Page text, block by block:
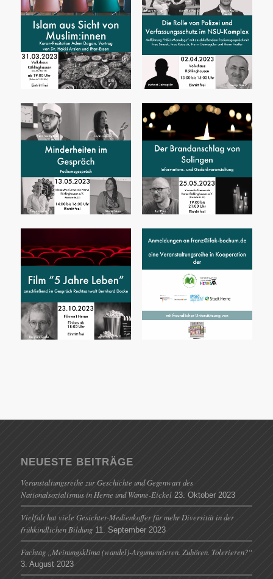
NEUESTE BEITRÄGE
Veranstaltungsreihe zur Geschichte und Gegenwart des
Nationalsozialismus in Herne und Wanne-Eickel 23. Oktober 2023
Vielfalt hat viele Gesichter-Medienkoffer für mehr Diversität in der
frühkindlichen Bildung 11. September 2023
Fachtag „Meinungsklima (wandel)-Argumentieren. Zuhören. Tolerieren?“
3. August 2023